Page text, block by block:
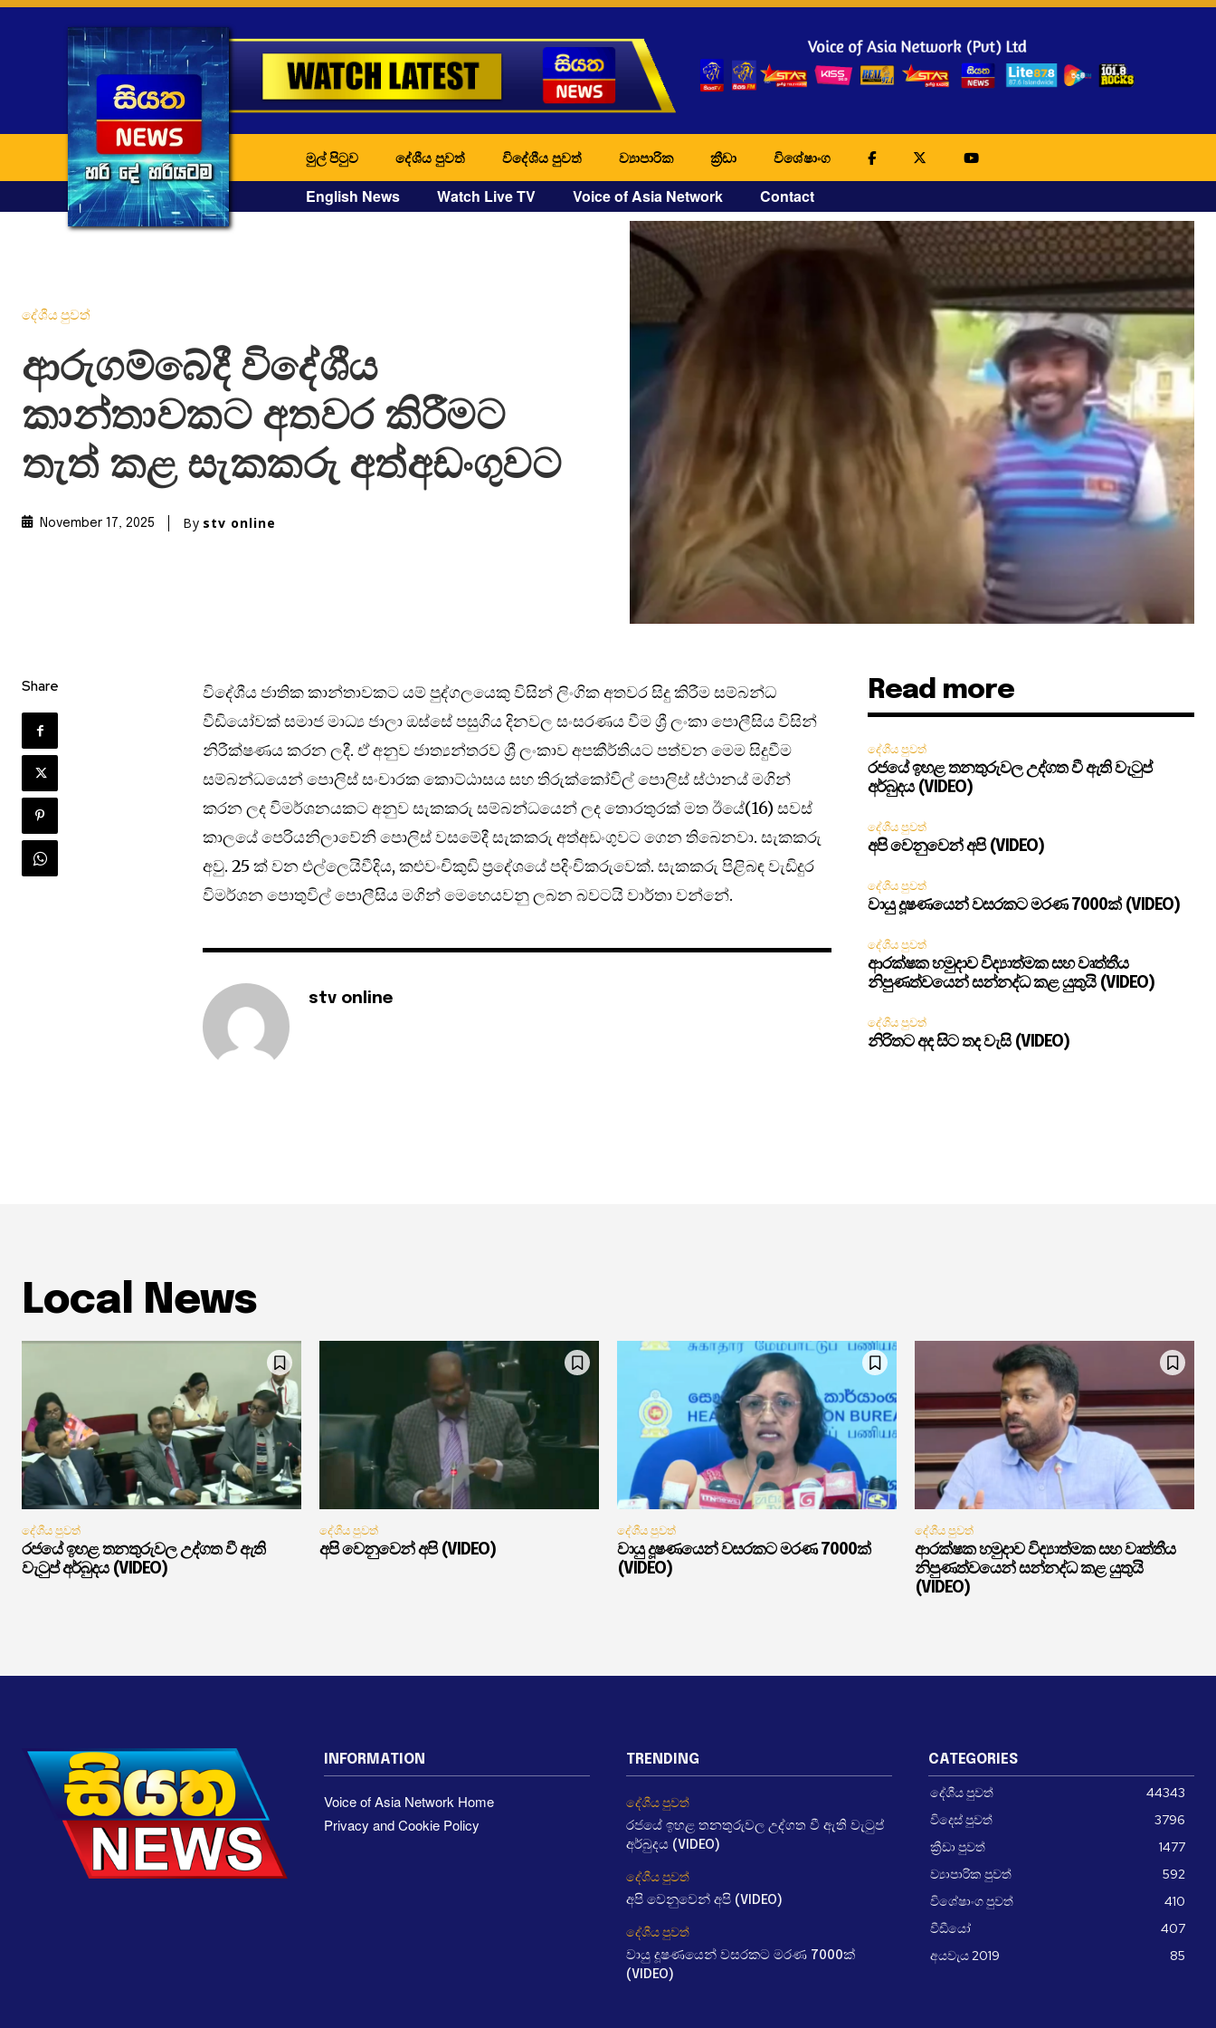
මුල් පිටුව දේශීය පුවත් විදේශීය පුවත් ව්‍යාපාරික ක්‍රීඩා විශේෂාංග
English News Watch Live TV Voice of Asia Network Contact
දේශීය පුවත්
ආරුගම්බේදී විදේශීය
කාන්තාවකට අතවර කිරීමට
තැත් කළ සැකකරු අත්අඩංගුවට
November 17, 2025 By stv online
Share
විදේශීය ජාතික කාන්තාවකට යම් පුද්ගලයෙකු විසින් ලිංගික අතවර සිදු කිරීම සම්බන්ධ
වීඩියෝවක් සමාජ මාධ්‍ය ජාලා ඔස්සේ පසුගිය දිනවල සංසරණය වීම ශ්‍රී ලංකා පොලීසිය විසින්
නිරීක්ෂණය කරන ලදී. ඒ අනුව ජාත්‍යන්තරව ශ්‍රී ලංකාව අපකීර්තියට පත්වන මෙම සිදුවීම
සම්බන්ධයෙන් පොලිස් සංචාරක කොට්ඨාසය සහ තිරුක්කෝවිල් පොලිස් ස්ථානය් මගින්
කරන ලද විමර්ශනයකට අනුව සැකකරු සම්බන්ධයෙන් ලද තොරතුරක් මත ඊයේ(16) සවස්
කාලයේ පෙරියනිලාවේනි පොලිස් වසමේදී සැකකරු අත්අඩංගුවට ගෙන තිබෙනවා. සැකකරු
අවු. 25 ක් වන එල්ලෙයිවීදිය, කළුවංචිකුඩි ප්‍රදේශයේ පදිංචිකරුවෙක්. සැකකරු පිළිබඳ වැඩිදුර
විමර්ශන පොතුවිල් පොලීසිය මගින් මෙහෙයවනු ලබන බවටයි වාර්තා වන්නේ.
stv online
Read more
දේශීය පුවත්
රජයේ ඉහළ තනතුරුවල උද්ගත වී ඇති වැටුප්
අර්බුදය (VIDEO)
දේශීය පුවත්
අපි වෙනුවෙන් අපි (VIDEO)
දේශීය පුවත්
වායු දූෂණයෙන් වසරකට මරණ 7000ක් (VIDEO)
දේශීය පුවත්
ආරක්ෂක හමුදාව විද්‍යාත්මක සහ වෘත්තීය
නිපුණත්වයෙන් සන්නද්ධ කළ යුතුයි (VIDEO)
දේශීය පුවත්
නිරිතට අද සිට තද වැසි (VIDEO)
Local News
දේශීය පුවත්
රජයේ ඉහළ තනතුරුවල උද්ගත වී ඇති
වැටුප් අර්බුදය (VIDEO)
දේශීය පුවත්
අපි වෙනුවෙන් අපි (VIDEO)
දේශීය පුවත්
වායු දූෂණයෙන් වසරකට මරණ 7000ක්
(VIDEO)
දේශීය පුවත්
ආරක්ෂක හමුදාව විද්‍යාත්මක සහ වෘත්තීය
නිපුණත්වයෙන් සන්නද්ධ කළ යුතුයි
(VIDEO)
INFORMATION
Voice of Asia Network Home
Privacy and Cookie Policy
TRENDING
දේශීය පුවත්
රජයේ ඉහළ තනතුරුවල උද්ගත වී ඇති වැටුප්
අර්බුදය (VIDEO)
දේශීය පුවත්
අපි වෙනුවෙන් අපි (VIDEO)
දේශීය පුවත්
වායු දූෂණයෙන් වසරකට මරණ 7000ක්
(VIDEO)
CATEGORIES
දේශීය පුවත්
44343
විදෙස් පුවත්
3796
ක්‍රීඩා පුවත්
1477
ව්‍යාපාරික පුවත්
592
විශේෂාංග පුවත්
410
වීඩීයෝ
407
අයවැය 2019
85